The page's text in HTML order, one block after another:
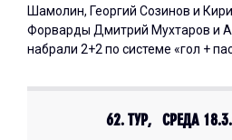
Шамолин, Георгий Созинов и
Форварды Дмитрий Мухтаров и
набрали 2+2 по системе «гол +
62. ТУР, СРЕДА